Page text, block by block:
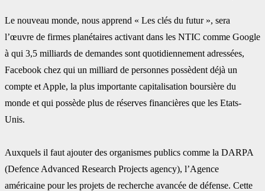
Le nouveau monde, nous apprend « Les clés du futur », sera
l’œuvre de firmes planétaires ‎activant dans les NTIC comme Google
à qui 3,5 milliards de demandes sont quotidiennement ‎adressées,
Facebook chez qui un milliard de personnes possèdent déjà un
compte et Apple, ‎la plus importante capitalisation boursière du
monde et qui possède plus de réserves ‎financières que les Etats-
Unis.
Auxquels il faut ajouter des organismes publics comme la DARPA
(Defence Advanced ‎Research Projects agency), l’Agence
américaine pour les projets de recherche avancée de ‎défense. Cette